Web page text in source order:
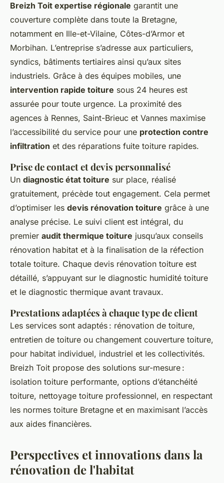
Breizh Toit expertise régionale garantit une
couverture complète dans toute la Bretagne,
notamment en Ille-et-Vilaine, Côtes-d’Armor et
Morbihan. L’entreprise s’adresse aux particuliers,
syndics, bâtiments tertiaires ainsi qu’aux sites
industriels. Grâce à des équipes mobiles, une
intervention rapide toiture sous 24 heures est
assurée pour toute urgence. La proximité des
agences à Rennes, Saint-Brieuc et Vannes maximise
l’accessibilité du service pour une protection contre
infiltration et des réparations fuite toiture rapides.
Prise de contact et devis personnalisé
Un diagnostic état toiture sur place, réalisé
gratuitement, précède tout engagement. Cela permet
d’optimiser les devis rénovation toiture grâce à une
analyse précise. Le suivi client est intégral, du
premier audit thermique toiture jusqu’aux conseils
rénovation habitat et à la finalisation de la réfection
totale toiture. Chaque devis rénovation toiture est
détaillé, s’appuyant sur le diagnostic humidité toiture
et le diagnostic thermique avant travaux.
Prestations adaptées à chaque type de client
Les services sont adaptés : rénovation de toiture,
entretien de toiture ou changement couverture toiture,
pour habitat individuel, industriel et les collectivités.
Breizh Toit propose des solutions sur-mesure :
isolation toiture performante, options d’étanchéité
toiture, nettoyage toiture professionnel, en respectant
les normes toiture Bretagne et en maximisant l’accès
aux aides financières.
Perspectives et innovations dans la
rénovation de l'habitat